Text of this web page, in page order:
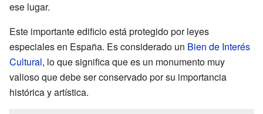
ese lugar.
Este importante edificio está protegido por leyes
especiales en España. Es considerado un Bien de Interés
Cultural, lo que significa que es un monumento muy
valioso que debe ser conservado por su importancia
histórica y artística.